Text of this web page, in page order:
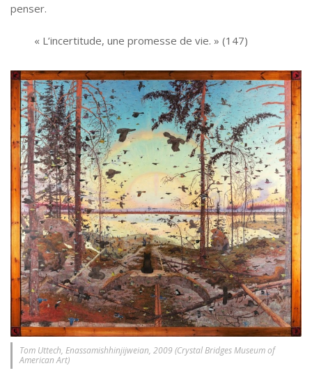
penser.
« L’incertitude, une promesse de vie. » (147)
Tom Uttech, Enassamishhinjijweian, 2009 (Crystal Bridges Museum of
American Art)